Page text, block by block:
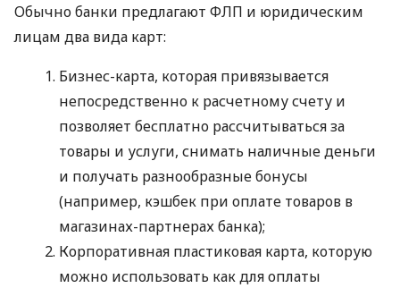
Обычно банки предлагают ФЛП и юридическим
лицам два вида карт:
Бизнес-карта, которая привязывается
непосредственно к расчетному счету и
позволяет бесплатно рассчитываться за
товары и услуги, снимать наличные деньги
и получать разнообразные бонусы
(например, кэшбек при оплате товаров в
магазинах-партнерах банка);
Корпоративная пластиковая карта, которую
можно использовать как для оплаты